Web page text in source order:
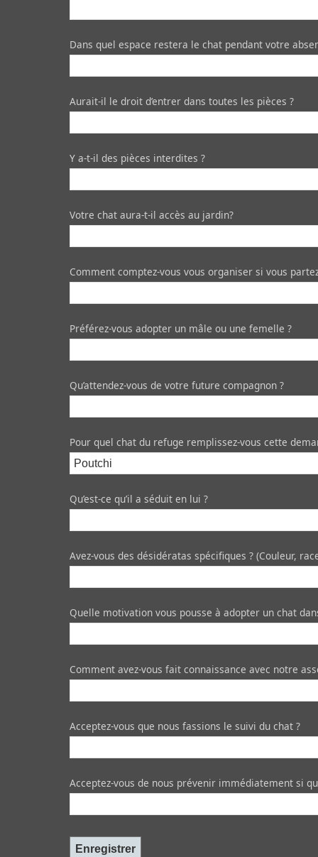
Dans quel espace restera le chat pendant votre
Aurait-il le droit d’entrer dans toutes les pièces ?
Y a-t-il des pièces interdites ?
Votre chat aura-t-il accès au jardin?
Comment comptez-vous vous organiser si vous
Préférez-vous adopter un mâle ou une femelle ?
Qu’attendez-vous de votre future compagnon ?
Pour quel chat du refuge remplissez-vous cette
Qu’est-ce qu’il a séduit en lui ?
Avez-vous des désidératas spécifiques ? (Couleur,
Quelle motivation vous pousse à adopter un chat
Comment avez-vous fait connaissance avec notre
Acceptez-vous que nous fassions le suivi du chat ?
Acceptez-vous de nous prévenir immédiatement si